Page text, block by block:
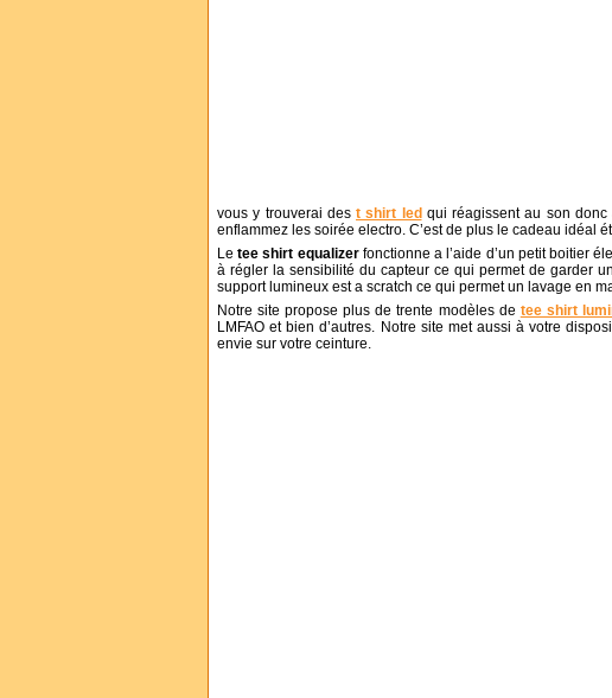
vous y trouverai des t shirt ledqui réagissent au son donc
enflammez les soirée electro. C’est de plus le cadeau idéal
Letee shirt equalizerfonctionne a l’aide d’un petit boitier
à régler la sensibilité du capteur ce qui permet de garder un
support lumineux est a scratch ce qui permet un lavage en
Notre site propose plus de trente modèles de tee shirt
LMFAO et bien d’autres. Notre site met aussi à votre
envie sur votre ceinture.